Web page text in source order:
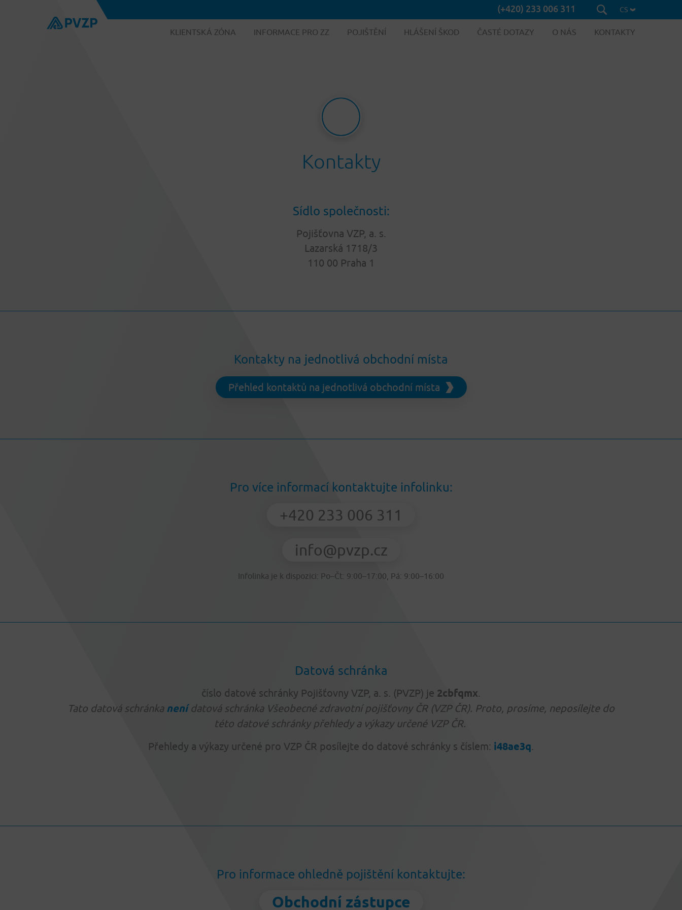
(+420) 233 006 311 CS
KLIENTSKÁ ZÓNA INFORMACE PRO ZZ POJIŠTĚNÍ HLÁŠENÍ ŠKOD ČASTÉ DOTAZY O NÁS KONTAKTY
Kontakty
Sídlo společnosti:
Pojišťovna VZP, a. s.
Lazarská 1718/3
110 00 Praha 1
Kontakty na jednotlivá obchodní místa
Přehled kontaktů na jednotlivá obchodní místa
Pro více informací kontaktujte infolinku:
+420 233 006 311
info@pvzp.cz
Infolinka je k dispozici: Po–Čt: 9:00–17:00, Pá: 9:00–16:00
Datová schránka
číslo datové schránky Pojišťovny VZP, a. s. (PVZP) je 2cbfqmx.
Tato datová schránka nenídatová schránka Všeobecné zdravotní pojišťovny ČR (VZP ČR). Proto, prosíme, neposílejte do
této datové schránky přehledy a výkazy určené VZP ČR.
Přehledy a výkazy určené pro VZP ČR posílejte do datové schránky s číslem: i48ae3q.
Pro informace ohledně pojištění kontaktujte:
Obchodní zástupce